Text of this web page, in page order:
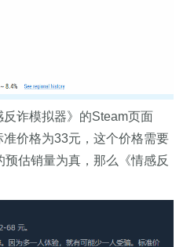
诈模拟器》的Steam页面
价格为33元，这个价格需要
估销量为真，那么《情感反